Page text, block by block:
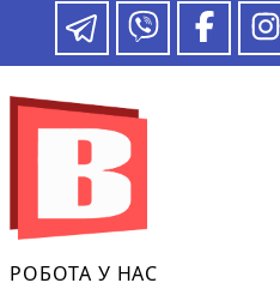
РОБОТА У НАС